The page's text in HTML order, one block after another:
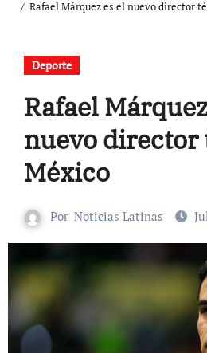
Rafael Márquez es el nuevo director
Deporte
Rafael
nuevo director
México
Por Noticias Latinas